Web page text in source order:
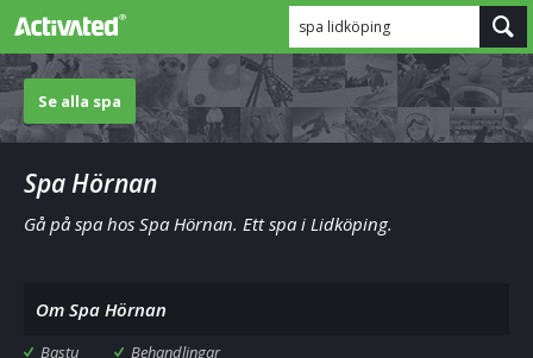
spa lidköping
Se alla spa
Spa Hörnan
Gå på spa hos Spa Hörnan. Ett spa i Lidköping.
Om Spa Hörnan
Bastu Behandlingar